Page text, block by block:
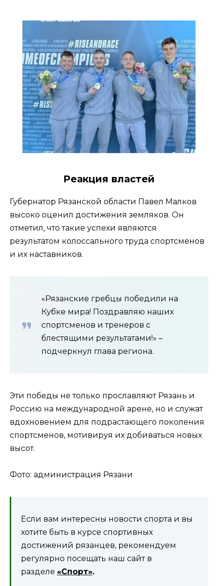
Реакция властей
Губернатор Рязанской области Павел Малков
высоко оценил достижения земляков. Он
отметил, что такие успехи являются
результатом колоссального труда спортсменов
и их наставников.
«Рязанские гребцы победили на
Кубке мира! Поздравляю наших
спортсменов и тренеров с
блестящими результатами!» –
подчеркнул глава региона.
Эти победы не только прославляют Рязань и
Россию на международной арене, но и служат
вдохновением для подрастающего поколения
спортсменов, мотивируя их добиваться новых
высот.
Фото: администрация Рязани
Если вам интересны новости спорта и вы
хотите быть в курсе спортивных
достижений рязанцев, рекомендуем
регулярно посещать наш сайт в
разделе «Спорт».